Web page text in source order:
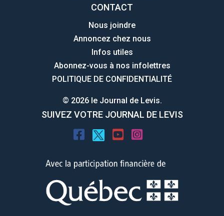
CONTACT
Nous joindre
Annoncez chez nous
Infos utiles
Abonnez-vous à nos infolettres
POLITIQUE DE CONFIDENTIALITÉ
© 2026 le Journal de Levis.
SUIVEZ VOTRE JOURNAL DE LEVIS